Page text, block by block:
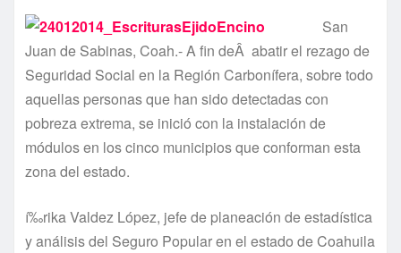
San
Juan de Sabinas, Coah.- A fin deÂ abatir el rezago de
Seguridad Social en la Región Carboní­fera, sobre todo
aquellas personas que han sido detectadas con
pobreza extrema, se inició con la instalación de
módulos en los cinco municipios que conforman esta
zona del estado.
í‰rika Valdez López, jefe de planeación de estadí­stica
y análisis del Seguro Popular en el estado de Coahuila